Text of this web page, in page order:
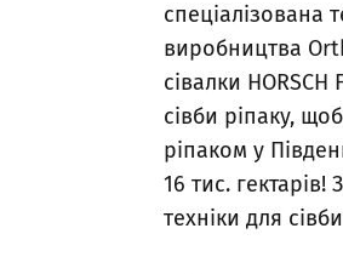
спеціалізована
виробництва
сівалки
сівби ріпаку,
ріпаком у
16 тис. гектарів!
техніки для